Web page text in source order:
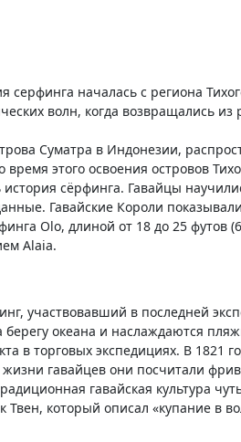
началась с региона
волн, когда возвращались из
Суматра в Индонезии,
этого освоения островов
сёрфинга. Гавайцы
Гавайские Короли
Olo, длиной от 18 до 25 футов
Alaia.
участвовавший в последней
берегу океана и наслаждаются
в торговых экспедициях. В 1821
гавайцев они посчитали
гавайская культура
который описал «купание в